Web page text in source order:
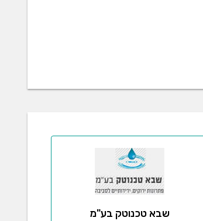
שבא טכנוטק בע"מ